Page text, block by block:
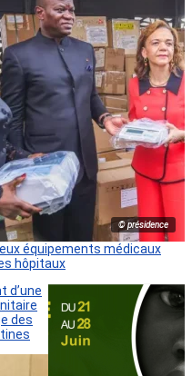
© présidence
équipements médicaux
hôpitaux
d’une
des